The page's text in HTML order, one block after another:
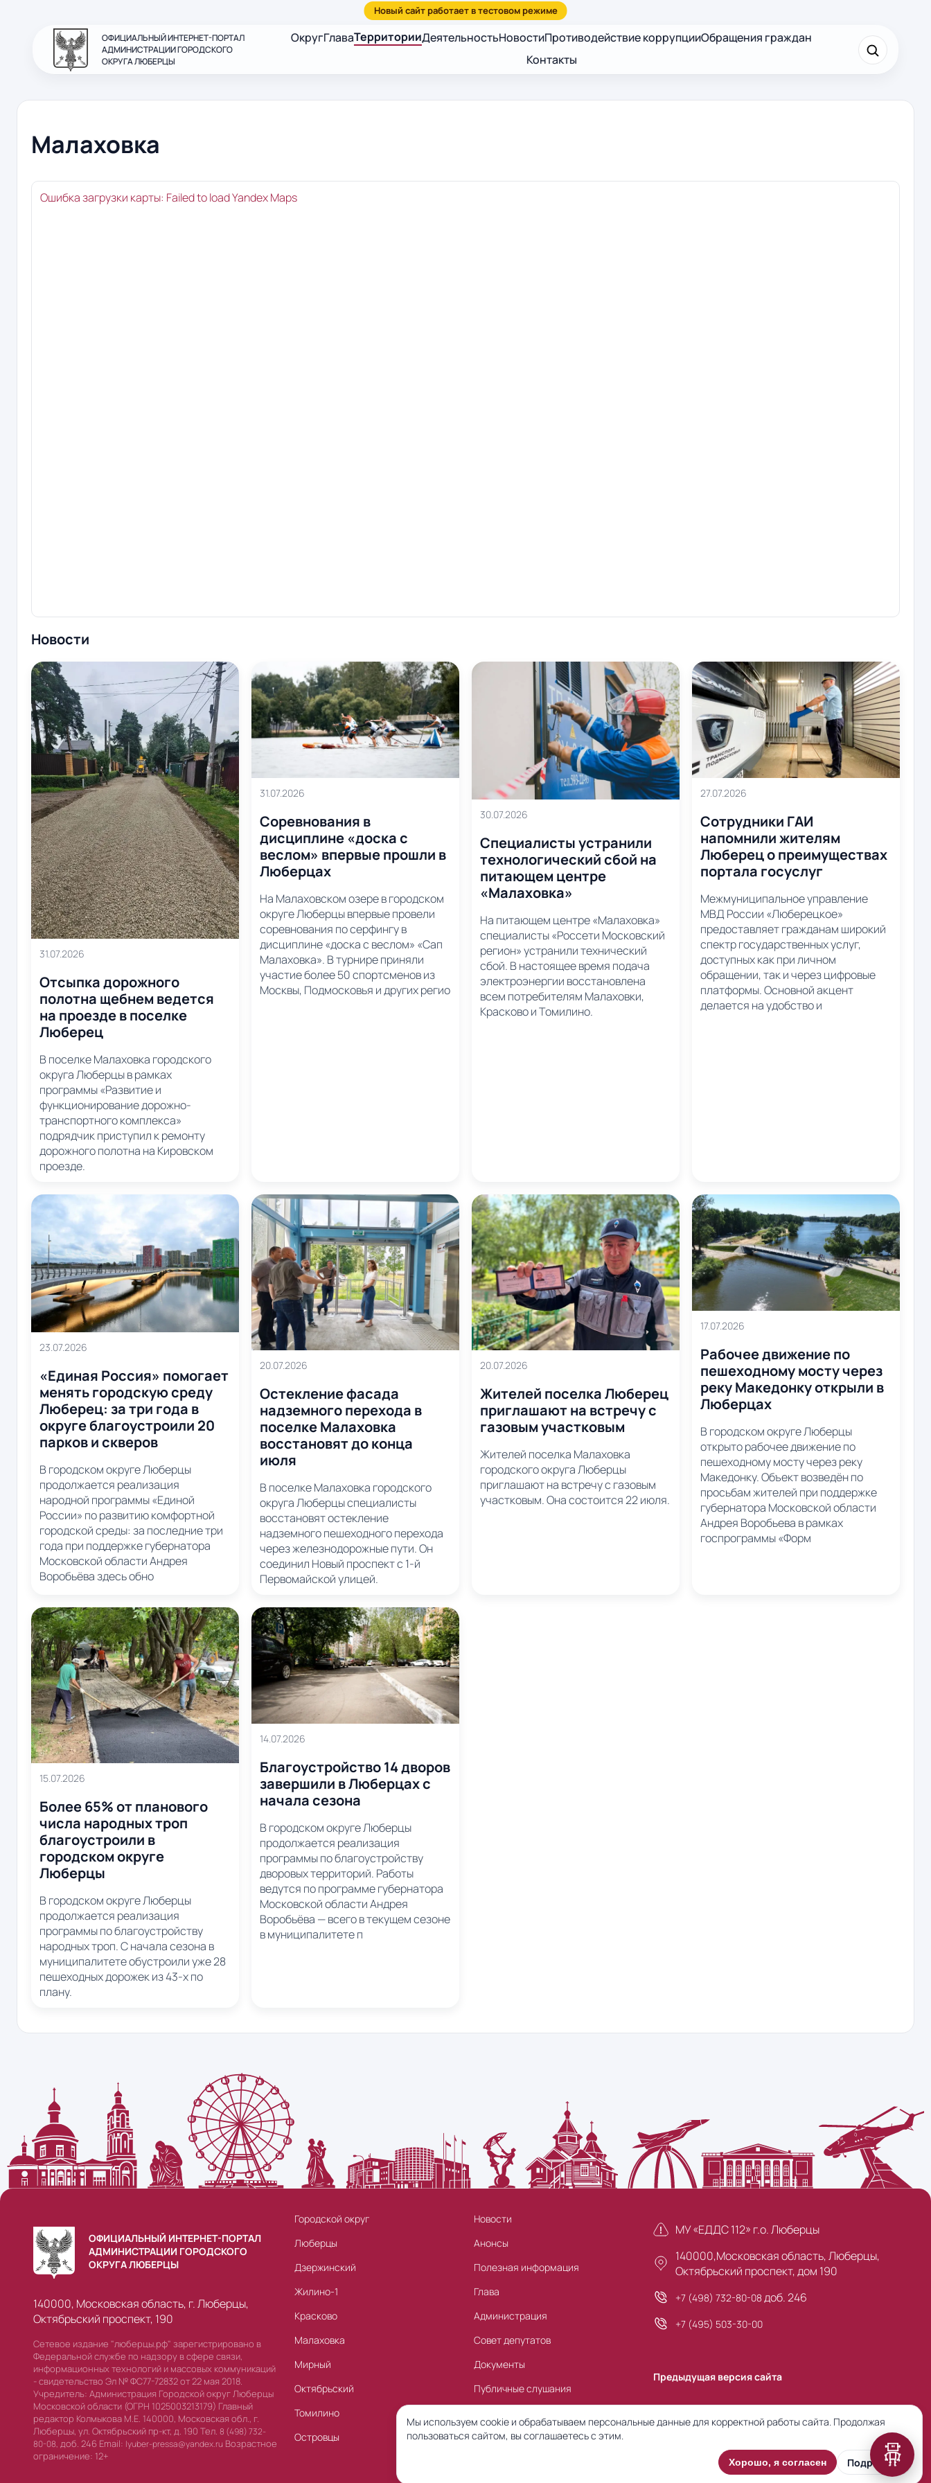
ОФИЦИАЛЬНЫЙ ИНТЕРНЕТ-ПОРТАЛ
АДМИНИСТРАЦИИ ГОРОДСКОГО
ОКРУГА ЛЮБЕРЦЫ
ОкругГлаваТерриторииДеятельностьНовостиПротиводействие коррупцииОбращения граждан
Контакты
Найти ×
Малаховка
Ошибка загрузки карты: Failed to load Yandex Maps
Новости
31.07.2026
Отсыпка дорожного
полотна щебнем ведется
на проезде в поселке
Люберец
В поселке Малаховка городского
округа Люберцы в рамках
программы «Развитие и
функционирование дорожно-
транспортного комплекса»
подрядчик приступил к ремонту
дорожного полотна на Кировском
проезде.
31.07.2026
Соревнования в
дисциплине «доска с
веслом» впервые прошли в
Люберцах
На Малаховском озере в городском
округе Люберцы впервые провели
соревнования по серфингу в
дисциплине «доска с веслом» «Сап
Малаховка». В турнире приняли
участие более 50 спортсменов из
Москвы, Подмосковья и других регио
30.07.2026
Специалисты устранили
технологический сбой на
питающем центре
«Малаховка»
На питающем центре «Малаховка»
специалисты «Россети Московский
регион» устранили технический
сбой. В настоящее время подача
электроэнергии восстановлена
всем потребителям Малаховки,
Красково и Томилино.
27.07.2026
Сотрудники ГАИ
напомнили жителям
Люберец о преимуществах
портала госуслуг
Межмуниципальное управление
МВД России «Люберецкое»
предоставляет гражданам широкий
спектр государственных услуг,
доступных как при личном
обращении, так и через цифровые
платформы. Основной акцент
делается на удобство и
23.07.2026
«Единая Россия» помогает
менять городскую среду
Люберец: за три года в
округе благоустроили 20
парков и скверов
В городском округе Люберцы
продолжается реализация
народной программы «Единой
России» по развитию комфортной
городской среды: за последние три
года при поддержке губернатора
Московской области Андрея
Воробьёва здесь обно
20.07.2026
Остекление фасада
надземного перехода в
поселке Малаховка
восстановят до конца
июля
В поселке Малаховка городского
округа Люберцы специалисты
восстановят остекление
надземного пешеходного перехода
через железнодорожные пути. Он
соединил Новый проспект с 1-й
Первомайской улицей.
20.07.2026
Жителей поселка Люберец
приглашают на встречу с
газовым участковым
Жителей поселка Малаховка
городского округа Люберцы
приглашают на встречу с газовым
участковым. Она состоится 22 июля.
17.07.2026
Рабочее движение по
пешеходному мосту через
реку Македонку открыли в
Люберцах
В городском округе Люберцы
открыто рабочее движение по
пешеходному мосту через реку
Македонку. Объект возведён по
просьбам жителей при поддержке
губернатора Московской области
Андрея Воробьева в рамках
госпрограммы «Форм
15.07.2026
Более 65% от планового
числа народных троп
благоустроили в
городском округе
Люберцы
В городском округе Люберцы
продолжается реализация
программы по благоустройству
народных троп. С начала сезона в
муниципалитете обустроили уже 28
пешеходных дорожек из 43-х по
плану.
14.07.2026
Благоустройство 14 дворов
завершили в Люберцах с
начала сезона
В городском округе Люберцы
продолжается реализация
программы по благоустройству
дворовых территорий. Работы
ведутся по программе губернатора
Московской области Андрея
Воробьёва — всего в текущем сезоне
в муниципалитете п
ОФИЦИАЛЬНЫЙ ИНТЕРНЕТ-ПОРТАЛ
АДМИНИСТРАЦИИ ГОРОДСКОГО
ОКРУГА ЛЮБЕРЦЫ
140000, Московская область, г. Люберцы,
Октябрьский проспект, 190
Сетевое издание "люберцы.рф" зарегистрировано в
Федеральной службе по надзору в сфере связи,
информационных технологий и массовых коммуникаций
- свидетельство Эл № ФС77-72832 от 22 мая 2018.
Учредитель: Администрация Городской округ Люберцы
Московской области (ОГРН 1025003213179) Главный
редактор Колмыкова М.Е. 140000, Московская обл., г.
Люберцы, ул. Октябрьский пр-кт, д. 190 Тел. 8 (498) 732-
80-08, доб. 246 Email: lyuber-pressa@yandex.ru Возрастное
ограничение: 12+
Городской округ
Люберцы
Дзержинский
Жилино-1
Красково
Малаховка
Мирный
Октябрьский
Томилино
Островцы
Новости
Анонсы
Полезная информация
Глава
Администрация
Совет депутатов
Документы
Публичные слушания
МУ «ЕДДС 112» г.о. Люберцы
140000,Московская область, Люберцы,
Октябрьский проспект, дом 190
+7 (498) 732-80-08 доб. 246
+7 (495) 503-30-00
Предыдущая версия сайта
Мы используем cookie и обрабатываем персональные данные для корректной работы сайта. Продолжая
пользоваться сайтом, вы соглашаетесь с этим.
Хорошо, я согласен Подробнее